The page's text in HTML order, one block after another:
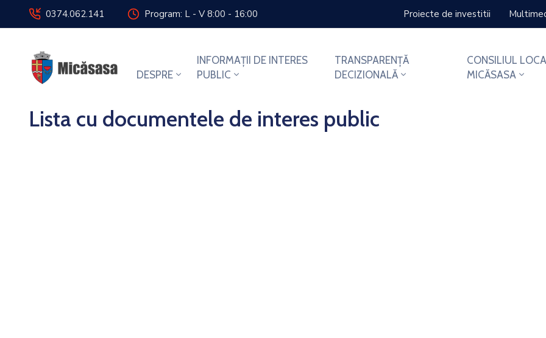
0374.062.141 Program: L - V 8:00 - 16:00 Proiecte de investitii
DESPRE
INFORMAȚII DE INTERES
PUBLIC
TRANSPARENȚĂ
DECIZIONALĂ
CONSILIUL
MICĂSASA
Lista cu documentele de interes public